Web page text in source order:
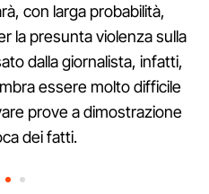
con larga probabilità,
la presunta violenza sulla
dalla giornalista, infatti,
essere molto difficile
prove a dimostrazione
dei fatti.